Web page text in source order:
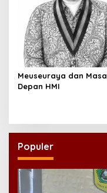
Meuseuraya dan Masa
Depan HMI
Populer